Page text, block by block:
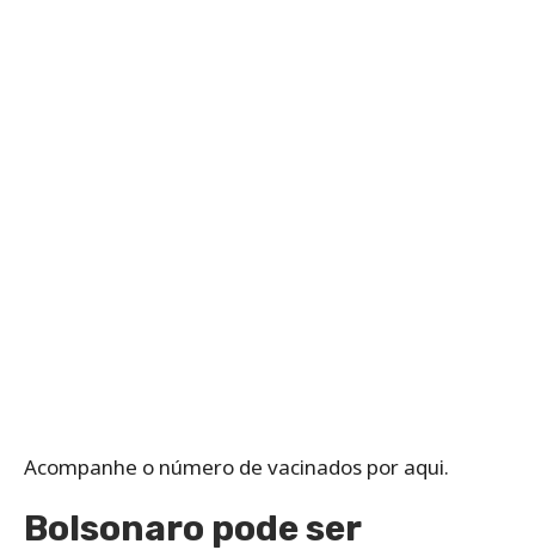
Acompanhe o número de vacinados por aqui.
Bolsonaro pode ser